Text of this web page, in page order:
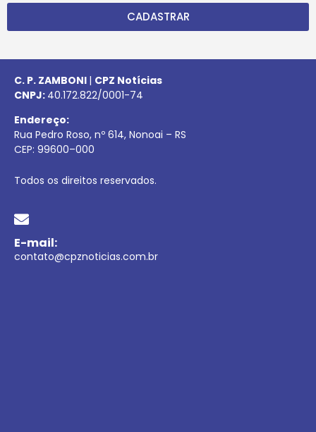
CADASTRAR
C. P. ZAMBONI | CPZ Notícias
CNPJ: 40.172.822/0001-74
Endereço:
Rua Pedro Roso, nº 614, Nonoai – RS
CEP: 99600–000
Todos os direitos reservados.
E-mail:
contato@cpznoticias.com.br